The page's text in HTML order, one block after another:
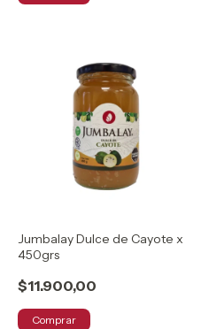
Jumbalay Dulce de Cayote x
450grs
$11.900,00
Comprar